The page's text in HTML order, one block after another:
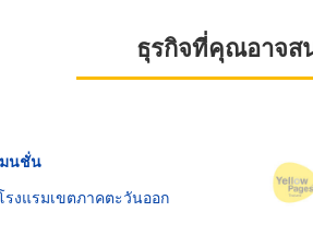
ธุรกิจที่คุณอาจส
มนชั่น
รงแรมเขตภาคตะวันออก